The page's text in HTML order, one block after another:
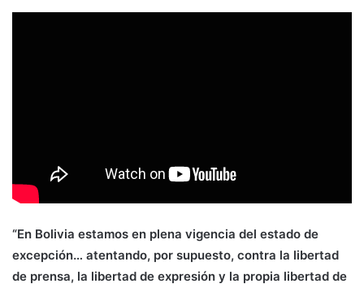
“En Bolivia estamos en plena vigencia del estado de
excepción… atentando, por supuesto, contra la libertad
de prensa, la libertad de expresión y la propia libertad de